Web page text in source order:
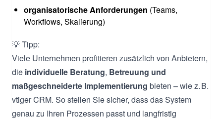
organisatorische Anforderungen (Teams,
Workflows, Skalierung)
💡 Tipp:
Viele Unternehmen profitieren zusätzlich von Anbietern,
die individuelle Beratung, Betreuung und
maßgeschneiderte Implementierung bieten – wie z. B.
vtiger CRM. So stellen Sie sicher, dass das System
genau zu Ihren Prozessen passt und langfristig